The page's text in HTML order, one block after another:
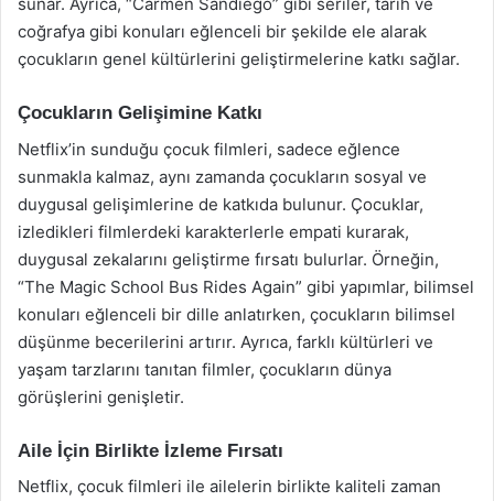
coğrafya gibi konuları eğlenceli bir şekilde ele alarak
çocukların genel kültürlerini geliştirmelerine katkı sağlar.
Çocukların Gelişimine Katkı
Netflix’in sunduğu çocuk filmleri, sadece eğlence
sunmakla kalmaz, aynı zamanda çocukların sosyal ve
duygusal gelişimlerine de katkıda bulunur. Çocuklar,
izledikleri filmlerdeki karakterlerle empati kurarak,
duygusal zekalarını geliştirme fırsatı bulurlar. Örneğin,
“The Magic School Bus Rides Again” gibi yapımlar, bilimsel
konuları eğlenceli bir dille anlatırken, çocukların bilimsel
düşünme becerilerini artırır. Ayrıca, farklı kültürleri ve
yaşam tarzlarını tanıtan filmler, çocukların dünya
görüşlerini genişletir.
Aile İçin Birlikte İzleme Fırsatı
Netflix, çocuk filmleri ile ailelerin birlikte kaliteli zaman